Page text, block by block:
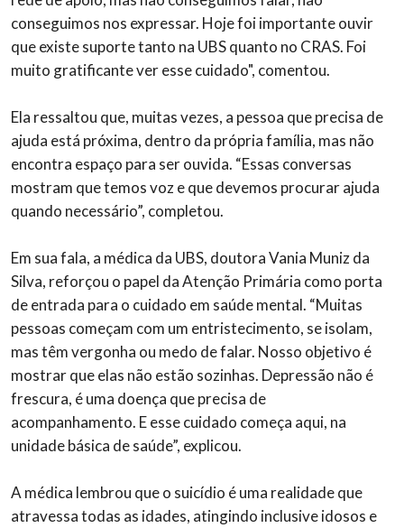
conseguimos nos expressar. Hoje foi importante ouvir
que existe suporte tanto na UBS quanto no CRAS. Foi
muito gratificante ver esse cuidado", comentou.
Ela ressaltou que, muitas vezes, a pessoa que precisa de
ajuda está próxima, dentro da própria família, mas não
encontra espaço para ser ouvida. “Essas conversas
mostram que temos voz e que devemos procurar ajuda
quando necessário”, completou.
Em sua fala, a médica da UBS, doutora Vania Muniz da
Silva, reforçou o papel da Atenção Primária como porta
de entrada para o cuidado em saúde mental. “Muitas
pessoas começam com um entristecimento, se isolam,
mas têm vergonha ou medo de falar. Nosso objetivo é
mostrar que elas não estão sozinhas. Depressão não é
frescura, é uma doença que precisa de
acompanhamento. E esse cuidado começa aqui, na
unidade básica de saúde”, explicou.
A médica lembrou que o suicídio é uma realidade que
atravessa todas as idades, atingindo inclusive idosos e